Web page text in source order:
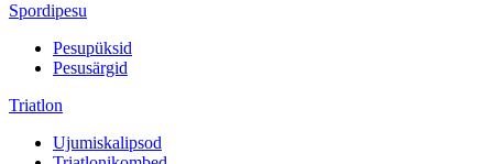
Spordipesu
Pesupüksid
Pesusärgid
Triatlon
Ujumiskalipsod